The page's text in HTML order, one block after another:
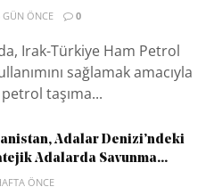
ÖNCE 0
Irak-Türkiye Ham Petrol
sağlamak amacıyla
taşıma...
Adalar Denizi’ndeki
Adalarda Savunma...
ÖNCE